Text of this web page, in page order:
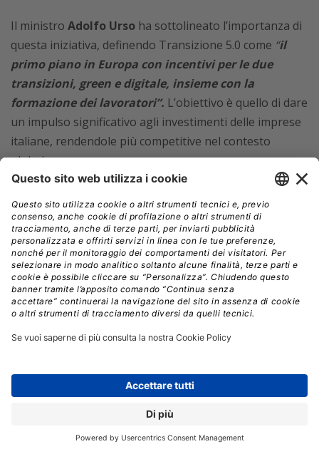
Il ministro Adolfo Urso ha sottolineato l’importanza di
questa iniziativa, definendo Transizione 5.0 come “il
primo piano in Europa con incentivi per le due
transizioni, green e digitale, insieme con la
formazione dei lavoratori”. L’obiettivo è quello di dare
un impulso significativo agli investimenti delle imprese
italiane, rendendole più competitive nel contesto
globale.
Per accedere alle agevolazioni, le imprese dovranno
presentare progetti di innovazione che prevedano
investimenti in beni materiali e immateriali
tecnologicamente avanzati,con l’obiettivo di
raggiungere una riduzione dei consumi energetici
di almeno il 3% dell’unità produttiva o del 5% se
dall’investimento.Solo a queste condizioni sarà
investimenti in impianti per l’autoproduzione di energia
Il piano prevede tre fasce di benefici,con un’intensità